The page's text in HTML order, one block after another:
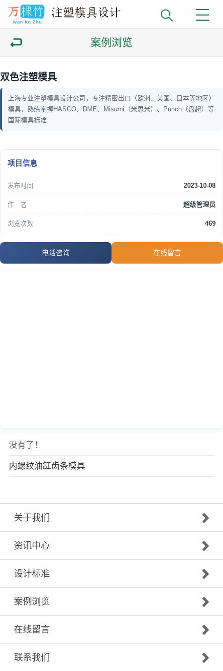
案例浏览
双色注塑模具
上海专业注塑模具设计公司，专注精密出口（欧洲、美国、日本等地区）
模具，熟练掌握HASCO、DME、Misumi（米思米）、Punch（盘起）等
国际模具标准
项目信息
发布时间 2023-10-08
作 者 超级管理员
浏览次数 469
电话咨询 在线留言
没有了！
内螺纹油缸齿条模具
关于我们
资讯中心
设计标准
案例浏览
在线留言
联系我们